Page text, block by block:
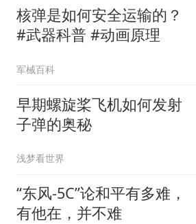
核弹是如何安全运输的？
#武器科普 #动画原理
军械百科
早期螺旋桨飞机如何发射
子弹的奥秘
浅梦看世界
“东风-5C”论和平有多难，
有他在，并不难